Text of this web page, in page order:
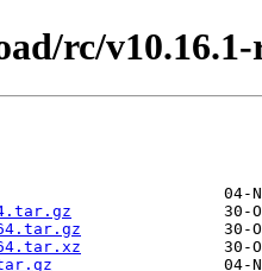
rc/v10.16.1-